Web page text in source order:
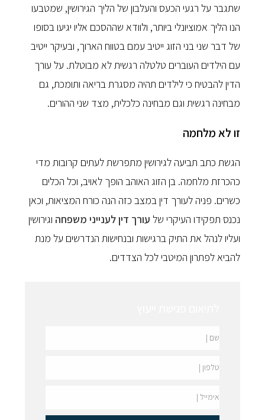
שתגבר על רגעי הכעס והעלבון של הליך הגירושין, שמטבעו
הנו הליך אמוציונלי ביותר, ולוודא שההסכם אליו יגיעו בסופו
של דבר שני בני הזוג ייטיב עמם בטווח הארוך, ובעיקר ייטיב
עם הילדים העוברים טלטלה רגשית לא מבוטלת. על עורך
הדין להבטיח כי לילדים תהיה מסגרת בריאה ותומכת, גם
מבחינה רגשית וגם מבחינה כלכלית, מצד שני ההורים.
זו לא מלחמה
הגשת כתב תביעה לגירושין מתפרשת לעתים קרובות מדי
כהכרזת מלחמה. בן הזוג האוהב הופך לאויב, וכל הכלים
כשרים. פניה לעורך דין במצב כזה הנה כורח המציאות, וכאן
נכנס תפקידו העיקרי של עורך דין לענייני משפחה וגירושין
ועליו לנהל את התיק ברגישות ובנחישות הנדרשים על מנת
להביא לפתרון המיטבי לכל הצדדים.